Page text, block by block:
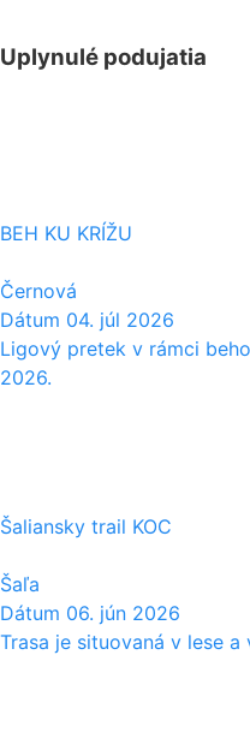
Uplynulé podujatia
BEH KU KRÍŽU
Černová
Dátum 04. júl 2026
Ligový pretek v rámci
2026.
Šaliansky trail KOC
Šaľa
Dátum 06. jún 2026
Trasa je situovaná v lese